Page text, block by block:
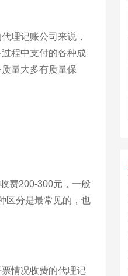
理记账公司来说，
程中支付的各种成
量大多有质量保
费200-300元，一般
区分是最常见的，也
情况收费的代理记